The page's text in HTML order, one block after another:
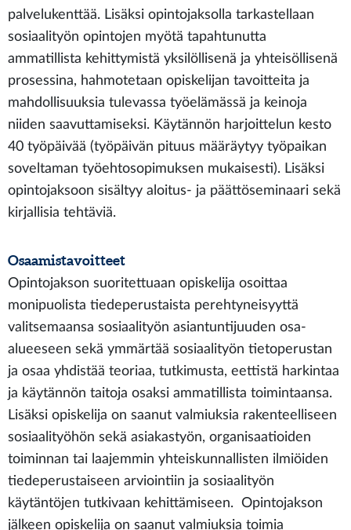
palvelukenttää. Lisäksi opintojaksolla tarkastellaan
sosiaalityön opintojen myötä tapahtunutta
ammatillista kehittymistä yksilöllisenä ja yhteisöllisenä
prosessina, hahmotetaan opiskelijan tavoitteita ja
mahdollisuuksia tulevassa työelämässä ja keinoja
niiden saavuttamiseksi. Käytännön harjoittelun kesto
40 työpäivää (työpäivän pituus määräytyy työpaikan
soveltaman työehtosopimuksen mukaisesti). Lisäksi
opintojaksoon sisältyy aloitus- ja päättöseminaari sekä
kirjallisia tehtäviä.
Osaamistavoitteet
Opintojakson suoritettuaan opiskelija osoittaa
monipuolista tiedeperustaista perehtyneisyyttä
valitsemaansa sosiaalityön asiantuntijuuden osa-
alueeseen sekä ymmärtää sosiaalityön tietoperustan
ja osaa yhdistää teoriaa, tutkimusta, eettistä harkintaa
ja käytännön taitoja osaksi ammatillista toimintaansa.
Lisäksi opiskelija on saanut valmiuksia rakenteelliseen
sosiaalityöhön sekä asiakastyön, organisaatioiden
toiminnan tai laajemmin yhteiskunnallisten ilmiöiden
tiedeperustaiseen arviointiin ja sosiaalityön
käytäntöjen tutkivaan kehittämiseen. Opintojakson
jälkeen opiskelija on saanut valmiuksia toimia